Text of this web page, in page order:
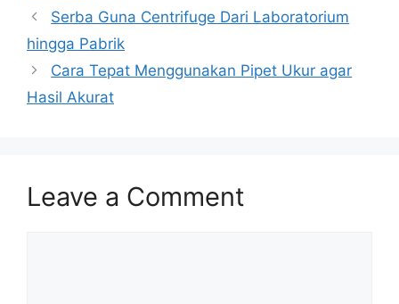
Serba Guna Centrifuge Dari Laboratorium
hingga Pabrik
Cara Tepat Menggunakan Pipet Ukur agar
Hasil Akurat
Leave a Comment